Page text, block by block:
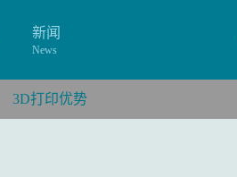
3D打印优势
新闻
News